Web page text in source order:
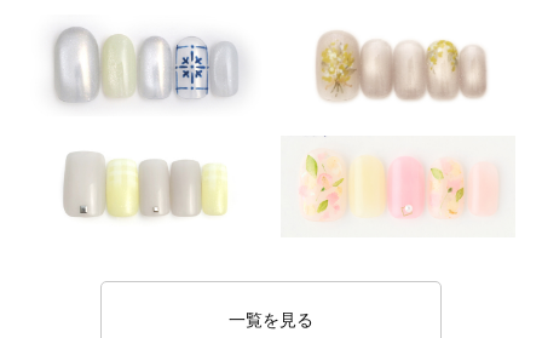
一覧を見る